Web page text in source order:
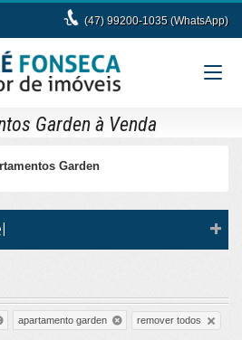
(47) 99200-1035 (WhatsApp)
Garden à Venda
Garden
apartamento garden remover todos